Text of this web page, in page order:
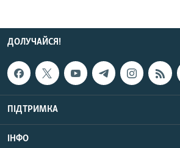
ДОЛУЧАЙСЯ!
ПІДТРИМКА
ІНФО